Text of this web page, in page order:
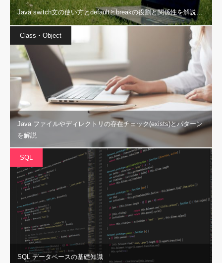
Java switch文の使い方とdefaultとbreakの役割と関係性を解説…
Class・Object
Java ファイルやディレクトリの存在チェック(exists)とパターン
を解説
SQL
SQL データベースの基礎知識